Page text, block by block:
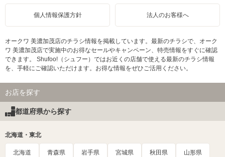
個人情報保護方針 法人のお客様へ
オークワ 美濃加茂店のチラシ情報を掲載しています。最新のチラシで、オーク
ワ 美濃加茂店で実施中のお得なセールやキャンペーン、特売情報をすぐに確認
できます。 Shufoo!（シュフー）ではお近くの店舗で使える最新のチラシ情報
を、手軽にご確認いただけます。お得な情報をぜひご活用ください。
お店を探す
都道府県から探す
北海道・東北
北海道 青森県 岩手県 宮城県 秋田県 山形県